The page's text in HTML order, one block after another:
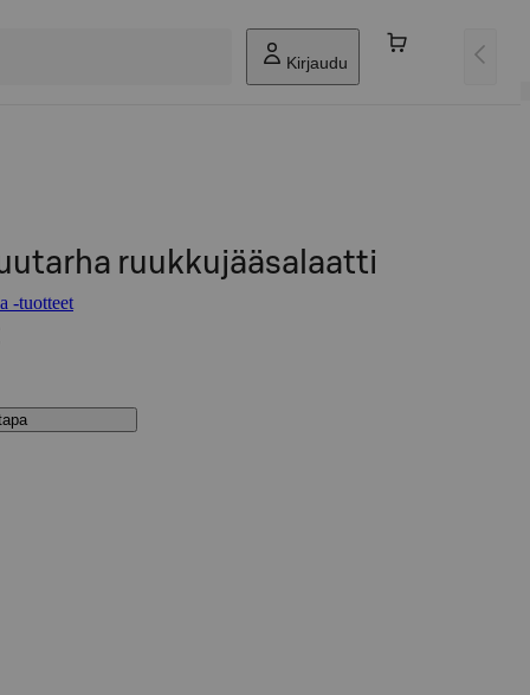
Kirjaudu
ruukkujääsalaatti
-tuotteet